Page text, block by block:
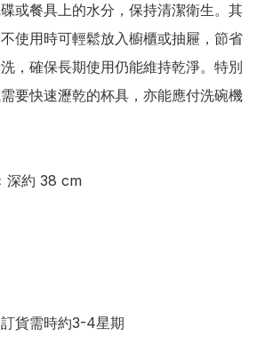
或餐具上的水分，保持清潔衛生。其
使用時可輕鬆放入櫥櫃或抽屜，節省
，確保長期使用仍能維持乾淨。特別
要快速瀝乾的杯具，亦能應付洗碗機
深約 38 cm
貨需時約3-4星期